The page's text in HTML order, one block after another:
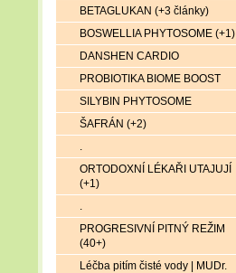
BETAGLUKAN (+3 články)
BOSWELLIA PHYTOSOME (+1)
DANSHEN CARDIO
PROBIOTIKA BIOME BOOST
SILYBIN PHYTOSOME
ŠAFRÁN (+2)
.
ORTODOXNÍ LÉKAŘI UTAJUJÍ
(+1)
.
PROGRESIVNÍ PITNÝ REŽIM
(40+)
Léčba pitím čisté vody | MUDr.